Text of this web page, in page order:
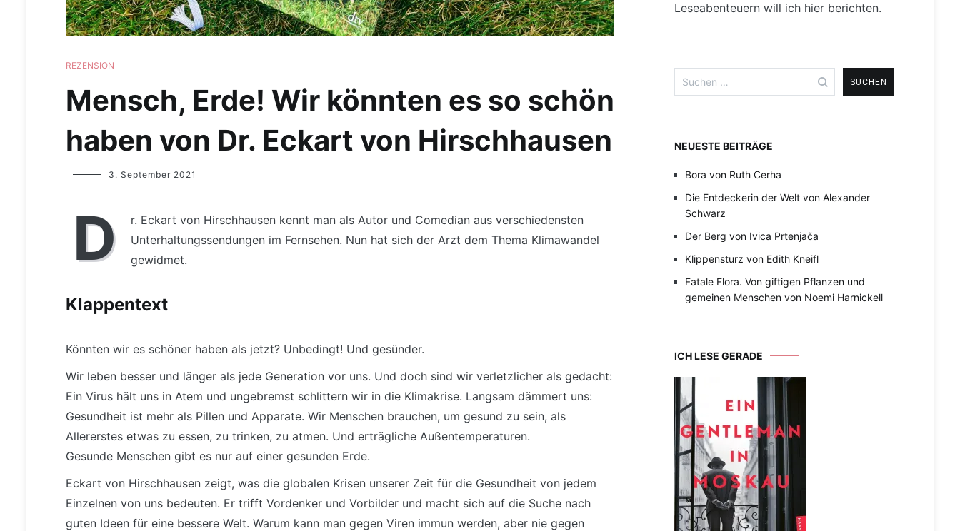
REZENSION
Mensch, Erde! Wir könnten es so schön
haben von Dr. Eckart von Hirschhausen
Yvonne
3. September 2021
D
r. Eckart von Hirschhausen kennt man als Autor und Comedian aus verschiedensten
Unterhaltungssendungen im Fernsehen. Nun hat sich der Arzt dem Thema Klimawandel
gewidmet.
Klappentext
Könnten wir es schöner haben als jetzt? Unbedingt! Und gesünder.
Wir leben besser und länger als jede Generation vor uns. Und doch sind wir verletzlicher als gedacht:
Ein Virus hält uns in Atem und ungebremst schlittern wir in die Klimakrise. Langsam dämmert uns:
Gesundheit ist mehr als Pillen und Apparate. Wir Menschen brauchen, um gesund zu sein, als
Allererstes etwas zu essen, zu trinken, zu atmen. Und erträgliche Außentemperaturen.
Gesunde Menschen gibt es nur auf einer gesunden Erde.
Eckart von Hirschhausen zeigt, was die globalen Krisen unserer Zeit für die Gesundheit von jedem
Einzelnen von uns bedeuten. Er trifft Vordenker und Vorbilder und macht sich auf die Suche nach
guten Ideen für eine bessere Welt. Warum kann man gegen Viren immun werden, aber nie gegen
Leseabenteuern will ich hier berichten.
nach:
NEUESTE BEITRÄGE
Bora von Ruth Cerha
Die Entdeckerin der Welt von Alexander
Schwarz
Der Berg von Ivica Prtenjača
Klippensturz von Edith Kneifl
Fatale Flora. Von giftigen Pflanzen und
gemeinen Menschen von Noemi Harnickell
ICH LESE GERADE